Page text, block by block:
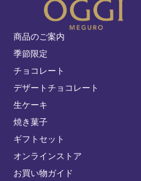
商品のご案内
季節限定
チョコレート
デザートチョコレート
生ケーキ
焼き菓子
ギフトセット
オンラインストア
お買い物ガイド